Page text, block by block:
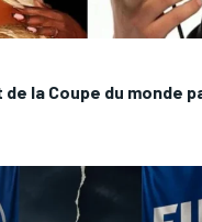
la Coupe du monde